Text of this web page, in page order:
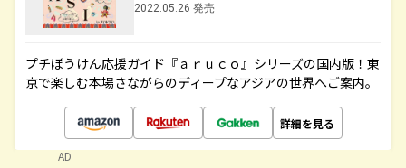
2022.05.26 発売
プチぼうけん応援ガイド『ａｒｕｃｏ』シリーズの国内版！東
京で楽しむ本場さながらのディープなアジアの世界へご案内。
詳細を見る
AD